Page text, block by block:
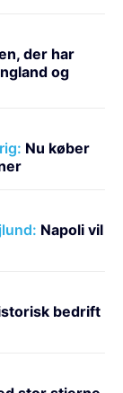
der har
og
Nu køber
Napoli vil
bedrift